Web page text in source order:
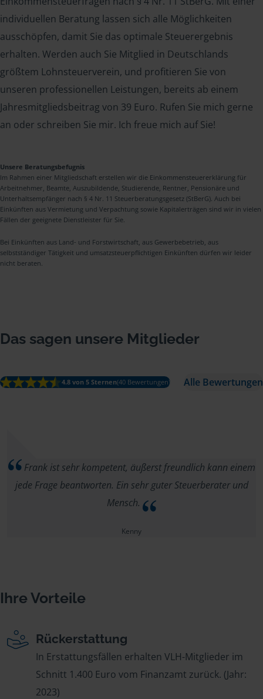
individuellen Beratung lassen sich alle Möglichkeiten
ausschöpfen, damit Sie das optimale Steuerergebnis
erhalten. Werden auch Sie Mitglied in Deutschlands
größtem Lohnsteuerverein, und profitieren Sie von
unseren professionellen Leistungen, bereits ab einem
Jahresmitgliedsbeitrag von 39 Euro. Rufen Sie mich gerne
an oder schreiben Sie mir. Ich freue mich auf Sie!
Unsere Beratungsbefugnis
Im Rahmen einer Mitgliedschaft erstellen wir die Einkommensteuererklärung für
Arbeitnehmer, Beamte, Auszubildende, Studierende, Rentner, Pensionäre und
Unterhaltsempfänger nach § 4 Nr. 11 Steuerberatungsgesetz (StBerG). Auch bei
Einkünften aus Vermietung und Verpachtung sowie Kapitalerträgen sind wir in vielen
Fällen der geeignete Dienstleister für Sie.
Bei Einkünften aus Land- und Forstwirtschaft, aus Gewerbebetrieb, aus
selbstständiger Tätigkeit und umsatzsteuerpflichtigen Einkünften dürfen wir leider
nicht beraten.
Das sagen unsere Mitglieder
4.8 von 5 Sternen(40 Bewertungen) Alle Bewertungen
Frank ist sehr kompetent, äußerst freundlich kann einem
jede Frage beantworten. Ein sehr guter Steuerberater und
Mensch.
Kenny
Ihre Vorteile
Rückerstattung
In Erstattungsfällen erhalten VLH-Mitglieder im
Schnitt 1.400 Euro vom Finanzamt zurück. (Jahr:
2023)